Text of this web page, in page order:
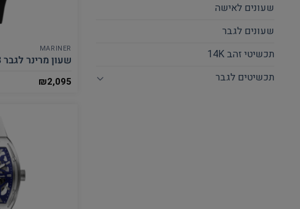
שעונים לאישה
שעונים לגבר
תכשיטי זהב 14K
תכשיטים לגבר
MARINER
שעון מרינר לגבר MO8003
₪2,095